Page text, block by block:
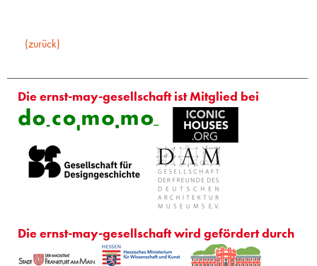
(zurück)
Die ernst-may-gesellschaft ist Mitglied bei
Die ernst-may-gesellschaft wird gefördert durch